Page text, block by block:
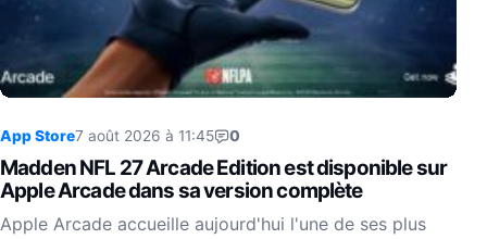
App Store7 août 2026 à 11:45 0
Madden NFL 27 Arcade Edition est disponible sur
Apple Arcade dans sa version complète
Apple Arcade accueille aujourd'hui l'une de ses plus